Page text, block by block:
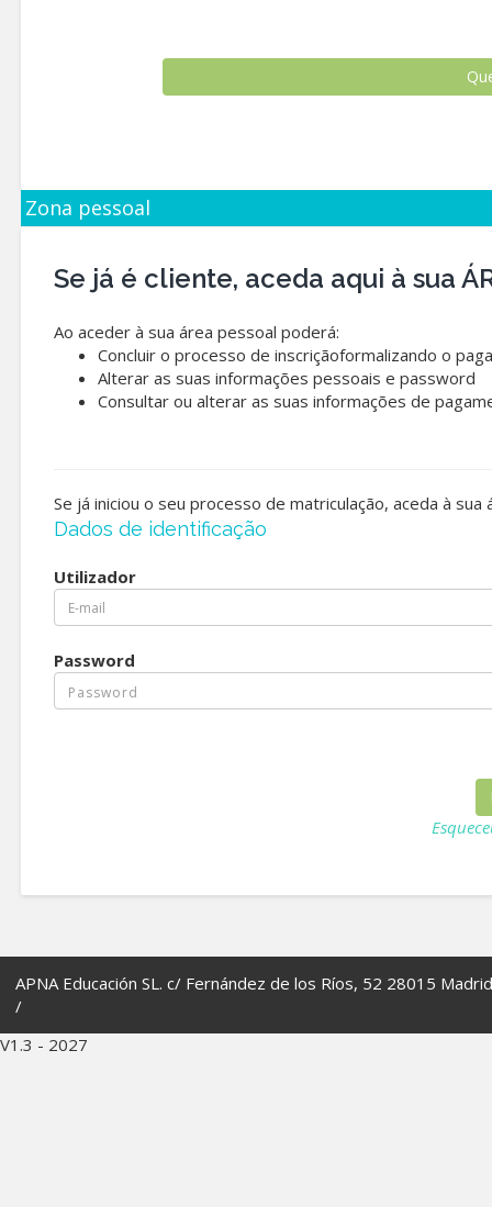
Zona pessoal
Se já é cliente, aceda aqui à sua
Ao aceder à sua área pessoal poderá:
Concluir o processo de inscriçãoformalizando o
Alterar as suas informações pessoais e password
Consultar ou alterar as suas informações de
Se já iniciou o seu processo de matriculação, aceda à
Dados de identificação
Utilizador
Password
APNA Educación SL. c/ Fernández de los Ríos, 52 28015
/
V1.3 - 2027